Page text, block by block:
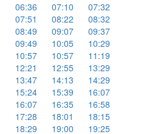
06:36 07:10
07:32
07:51
08:22
08:32
08:49
09:07
09:37
09:49
10:05
10:29
10:57
10:57
11:19
12:21
12:55
13:29
13:47
14:13
14:29
15:24
15:39
16:07
16:07
16:35
16:58
17:28
18:01
18:15
18:29
19:00
19:25